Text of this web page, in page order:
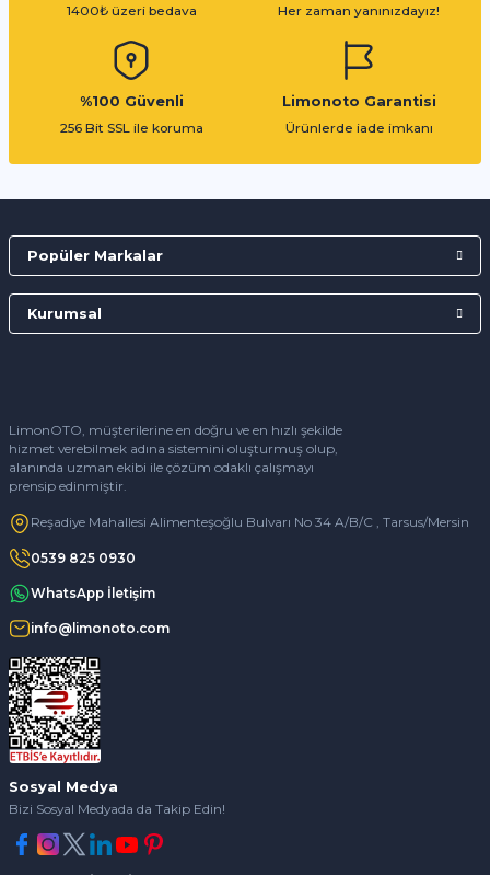
1400₺ üzeri bedava
Her zaman yanınızdayız!
%100 Güvenli
256 Bit SSL ile koruma
Limonoto Garantisi
Ürünlerde iade imkanı
LimonOTO, müşterilerine en doğru ve en hızlı şekilde
hizmet verebilmek adına sistemini oluşturmuş olup,
alanında uzman ekibi ile çözüm odaklı çalışmayı
prensip edinmiştir.
Reşadiye Mahallesi Alimenteşoğlu Bulvarı No 34 A/B/C , Tarsus/Mersin
0539 825 0930
WhatsApp İletişim
info@limonoto.com
Popüler Markalar
Kurumsal
Sosyal Medya
Bizi Sosyal Medyada da Takip Edin!